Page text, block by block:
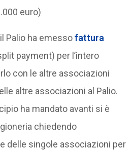
euro)
Palio ha emessofattura
payment) per l’intero
con le altre associazioni
altre associazioni al Palio.
ha mandato avanti si è
chiedendo
delle singole associazioni per